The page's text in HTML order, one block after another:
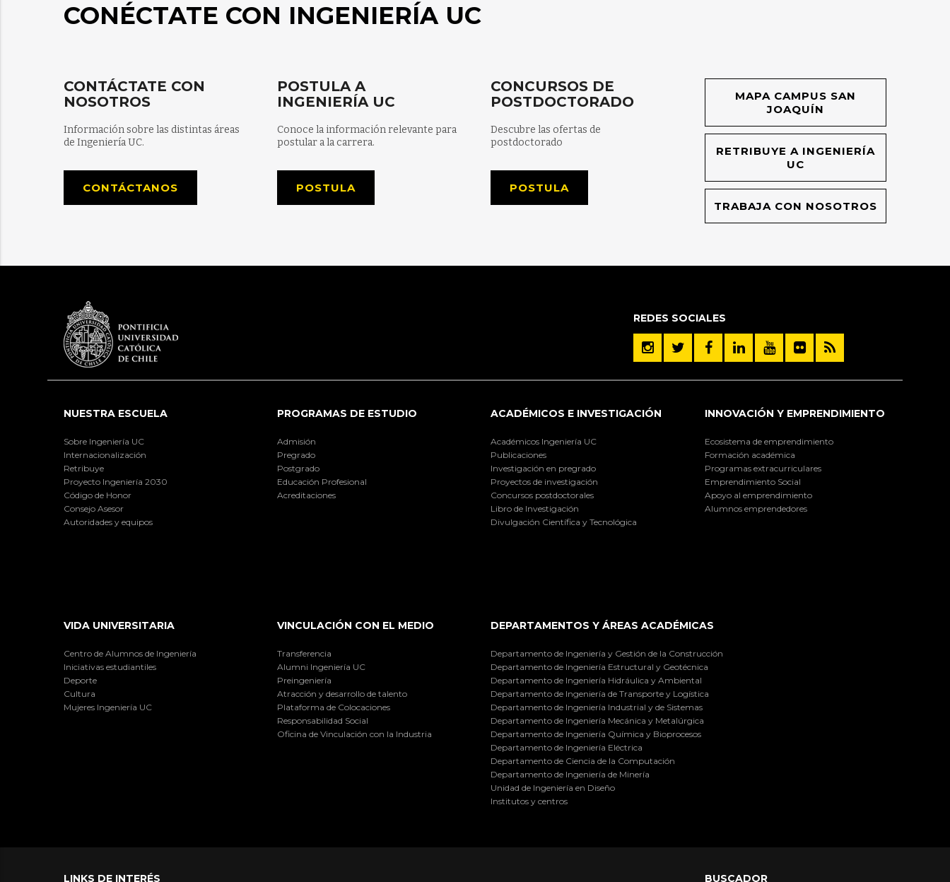
CONÉCTATE CON INGENIERÍA UC
CONTÁCTATE CON
NOSOTROS
Información sobre las distintas áreas
de Ingeniería UC.
CONTÁCTANOS
POSTULA A
INGENIERÍA UC
Conoce la información relevante para
postular a la carrera.
POSTULA
CONCURSOS DE
POSTDOCTORADO
Descubre las ofertas de
postdoctorado
POSTULA
MAPA CAMPUS SAN
JOAQUÍN
RETRIBUYE A INGENIERÍA
UC
TRABAJA CON NOSOTROS
REDES SOCIALES
NUESTRA ESCUELA
Sobre Ingeniería UC
Internacionalización
Retribuye
Proyecto Ingeniería 2030
Código de Honor
Consejo Asesor
Autoridades y equipos
PROGRAMAS DE ESTUDIO
Admisión
Pregrado
Postgrado
Educación Profesional
Acreditaciones
ACADÉMICOS E INVESTIGACIÓN
Académicos Ingeniería UC
Publicaciones
Investigación en pregrado
Proyectos de investigación
Concursos postdoctorales
Libro de Investigación
Divulgación Científica y Tecnológica
INNOVACIÓN Y EMPRENDIMIENTO
Ecosistema de emprendimiento
Formación académica
Programas extracurriculares
Emprendimiento Social
Apoyo al emprendimiento
Alumnos emprendedores
VIDA UNIVERSITARIA
Centro de Alumnos de Ingeniería
Iniciativas estudiantiles
Deporte
Cultura
Mujeres Ingeniería UC
VINCULACIÓN CON EL MEDIO
Transferencia
Alumni Ingeniería UC
Preingeniería
Atracción y desarrollo de talento
Plataforma de Colocaciones
Responsabilidad Social
Oficina de Vinculación con la Industria
DEPARTAMENTOS Y ÁREAS ACADÉMICAS
Departamento de Ingeniería y Gestión de la Construcción
Departamento de Ingeniería Estructural y Geotécnica
Departamento de Ingeniería Hidráulica y Ambiental
Departamento de Ingeniería de Transporte y Logística
Departamento de Ingeniería Industrial y de Sistemas
Departamento de Ingeniería Mecánica y Metalúrgica
Departamento de Ingeniería Química y Bioprocesos
Departamento de Ingeniería Eléctrica
Departamento de Ciencia de la Computación
Departamento de Ingeniería de Minería
Unidad de Ingeniería en Diseño
Institutos y centros
LINKS DE INTERÉS BUSCADOR